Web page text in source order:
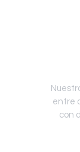
entre
con